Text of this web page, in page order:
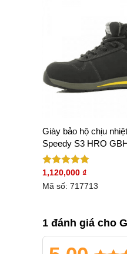
Giày bảo hộ chịu
Speedy S3 HRO
Được xếp
hạng5.00
5 sao
1,120,000 ₫
Mã số: 717713
1 đánh giá cho